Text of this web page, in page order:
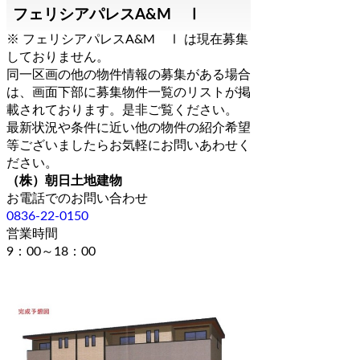
フェリシアパレスA&M Ⅰ
※ フェリシアパレスA&M Ⅰ は現在募集
しておりません。
同一区画の他の物件情報の募集がある場合
は、画面下部に募集物件一覧のリストが掲
載されております。是非ご覧ください。
最新状況や条件に近い他の物件の紹介希望
等ございましたらお気軽にお問いあわせく
ださい。
（株）朝日土地建物
お電話でのお問い合わせ
0836-22-0150
営業時間
9：00～18：00